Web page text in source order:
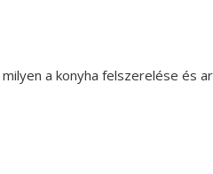
a konyha felszerelése és